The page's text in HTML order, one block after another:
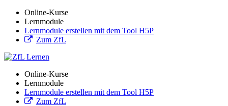
Online-Kurse
Lernmodule
Lernmodule erstellen mit dem Tool H5P
Zum ZfL
Online-Kurse
Lernmodule
Lernmodule erstellen mit dem Tool H5P
Zum ZfL